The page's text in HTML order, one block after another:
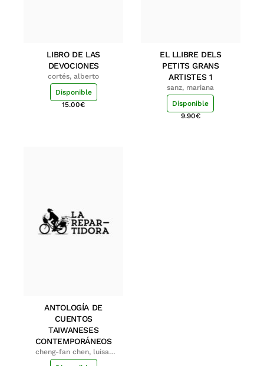
LIBRO DE LAS
DEVOCIONES
cortés, alberto
Disponible
15.00€
EL LLIBRE DELS
PETITS GRANS
ARTISTES 1
sanz, mariana
Disponible
9.90€
ANTOLOGÍA DE
CUENTOS
TAIWANESES
CONTEMPORÁNEOS
cheng-fan chen, luisa;
shu-ying chang, luisa